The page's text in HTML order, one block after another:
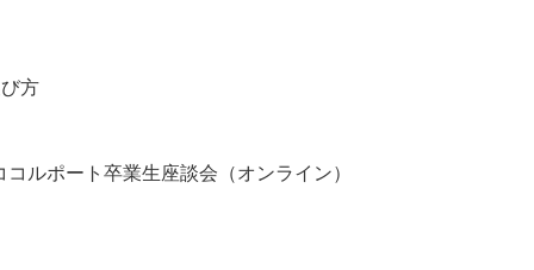
方
ルポート卒業生座談会（オンライン）